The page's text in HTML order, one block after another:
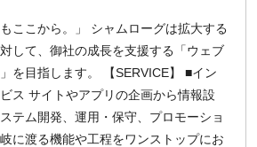
ここから。」 シャムローグは拡大する
して、御社の成長を支援する「ウェブ
を目指します。 【SERVICE】 ■イン
ス サイトやアプリの企画から情報設
テム開発、運用・保守、プロモーショ
に渡る機能や工程をワンストップにお